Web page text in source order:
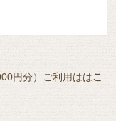
円分）ご利用ははこ